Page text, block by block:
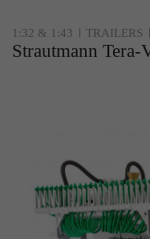
1:32 & 1:43 TRAILERS
Strautmann Tera-